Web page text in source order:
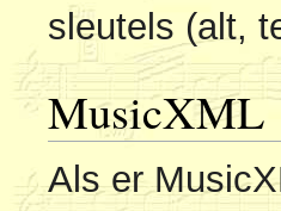
sleutels (alt,
MusicXML
Als er